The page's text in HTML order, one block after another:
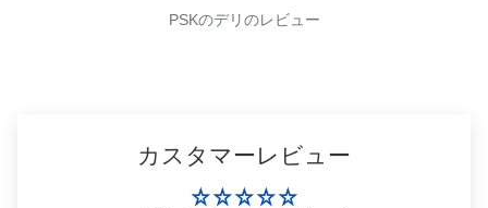
PSKのデリのレビュー
カスタマーレビュー